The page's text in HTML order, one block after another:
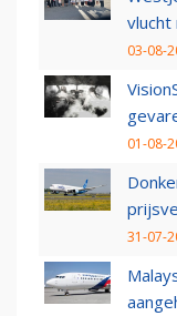
vlucht
03-08-
01-08-
31-07-